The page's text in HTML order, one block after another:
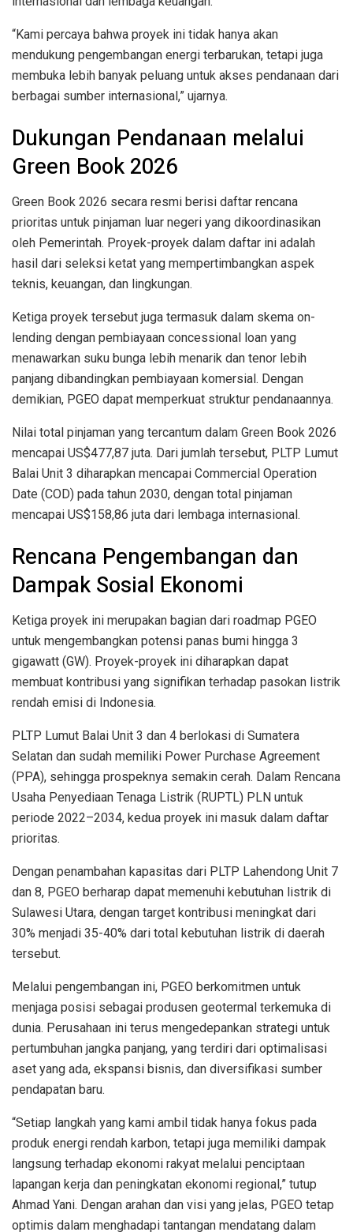
“Kami percaya bahwa proyek ini tidak hanya akan
mendukung pengembangan energi terbarukan, tetapi juga
membuka lebih banyak peluang untuk akses pendanaan dari
berbagai sumber internasional,” ujarnya.
Dukungan Pendanaan melalui
Green Book 2026
Green Book 2026 secara resmi berisi daftar rencana
prioritas untuk pinjaman luar negeri yang dikoordinasikan
oleh Pemerintah. Proyek-proyek dalam daftar ini adalah
hasil dari seleksi ketat yang mempertimbangkan aspek
teknis, keuangan, dan lingkungan.
Ketiga proyek tersebut juga termasuk dalam skema on-
lending dengan pembiayaan concessional loan yang
menawarkan suku bunga lebih menarik dan tenor lebih
panjang dibandingkan pembiayaan komersial. Dengan
demikian, PGEO dapat memperkuat struktur pendanaannya.
Nilai total pinjaman yang tercantum dalam Green Book 2026
mencapai US$477,87 juta. Dari jumlah tersebut, PLTP Lumut
Balai Unit 3 diharapkan mencapai Commercial Operation
Date (COD) pada tahun 2030, dengan total pinjaman
mencapai US$158,86 juta dari lembaga internasional.
Rencana Pengembangan dan
Dampak Sosial Ekonomi
Ketiga proyek ini merupakan bagian dari roadmap PGEO
untuk mengembangkan potensi panas bumi hingga 3
gigawatt (GW). Proyek-proyek ini diharapkan dapat
membuat kontribusi yang signifikan terhadap pasokan listrik
rendah emisi di Indonesia.
PLTP Lumut Balai Unit 3 dan 4 berlokasi di Sumatera
Selatan dan sudah memiliki Power Purchase Agreement
(PPA), sehingga prospeknya semakin cerah. Dalam Rencana
Usaha Penyediaan Tenaga Listrik (RUPTL) PLN untuk
periode 2022–2034, kedua proyek ini masuk dalam daftar
prioritas.
Dengan penambahan kapasitas dari PLTP Lahendong Unit 7
dan 8, PGEO berharap dapat memenuhi kebutuhan listrik di
Sulawesi Utara, dengan target kontribusi meningkat dari
30% menjadi 35-40% dari total kebutuhan listrik di daerah
tersebut.
Melalui pengembangan ini, PGEO berkomitmen untuk
menjaga posisi sebagai produsen geotermal terkemuka di
dunia. Perusahaan ini terus mengedepankan strategi untuk
pertumbuhan jangka panjang, yang terdiri dari optimalisasi
aset yang ada, ekspansi bisnis, dan diversifikasi sumber
pendapatan baru.
“Setiap langkah yang kami ambil tidak hanya fokus pada
produk energi rendah karbon, tetapi juga memiliki dampak
langsung terhadap ekonomi rakyat melalui penciptaan
lapangan kerja dan peningkatan ekonomi regional,” tutup
Ahmad Yani. Dengan arahan dan visi yang jelas, PGEO tetap
optimis dalam menghadapi tantangan mendatang dalam